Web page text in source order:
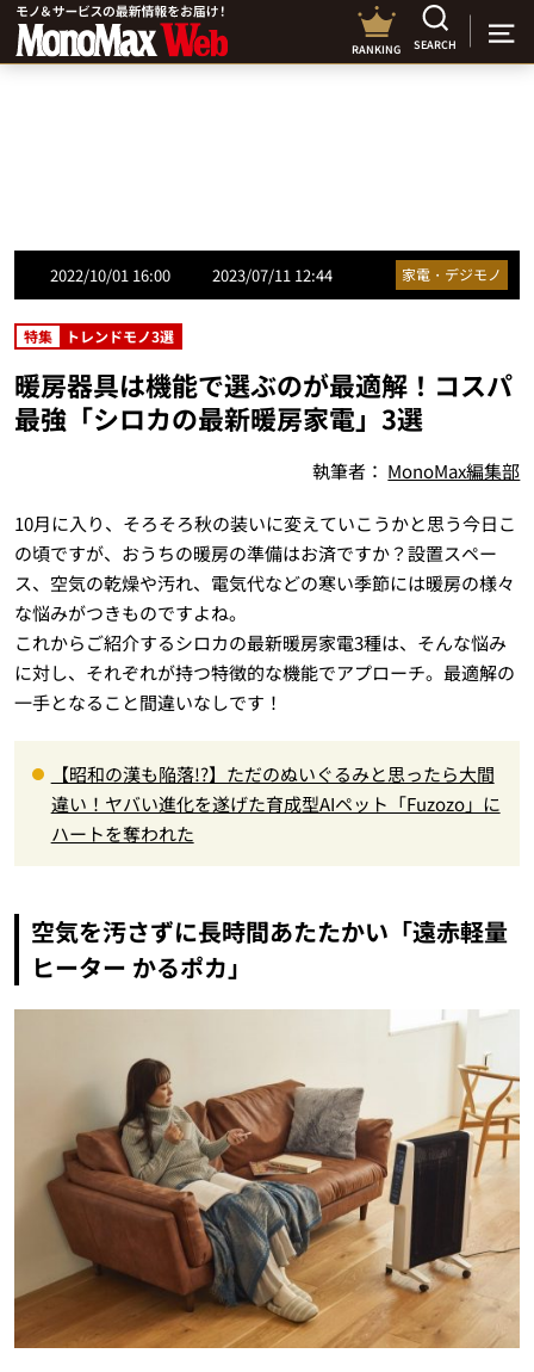
RANKING SEARCH
2022/10/01 16:00 2023/07/11 12:44 家電・デジモノ
特集 トレンドモノ3選
暖房器具は機能で選ぶのが最適解！コスパ
最強「シロカの最新暖房家電」3選
執筆者： MonoMax編集部
10月に入り、そろそろ秋の装いに変えていこうかと思う今日こ
の頃ですが、おうちの暖房の準備はお済ですか？設置スペー
ス、空気の乾燥や汚れ、電気代などの寒い季節には暖房の様々
な悩みがつきものですよね。
これからご紹介するシロカの最新暖房家電3種は、そんな悩み
に対し、それぞれが持つ特徴的な機能でアプローチ。最適解の
一手となること間違いなしです！
【昭和の漢も陥落!?】ただのぬいぐるみと思ったら大間
違い！ヤバい進化を遂げた育成型AIペット「Fuzozo」に
ハートを奪われた
空気を汚さずに長時間あたたかい「遠赤軽量
ヒーター かるポカ」